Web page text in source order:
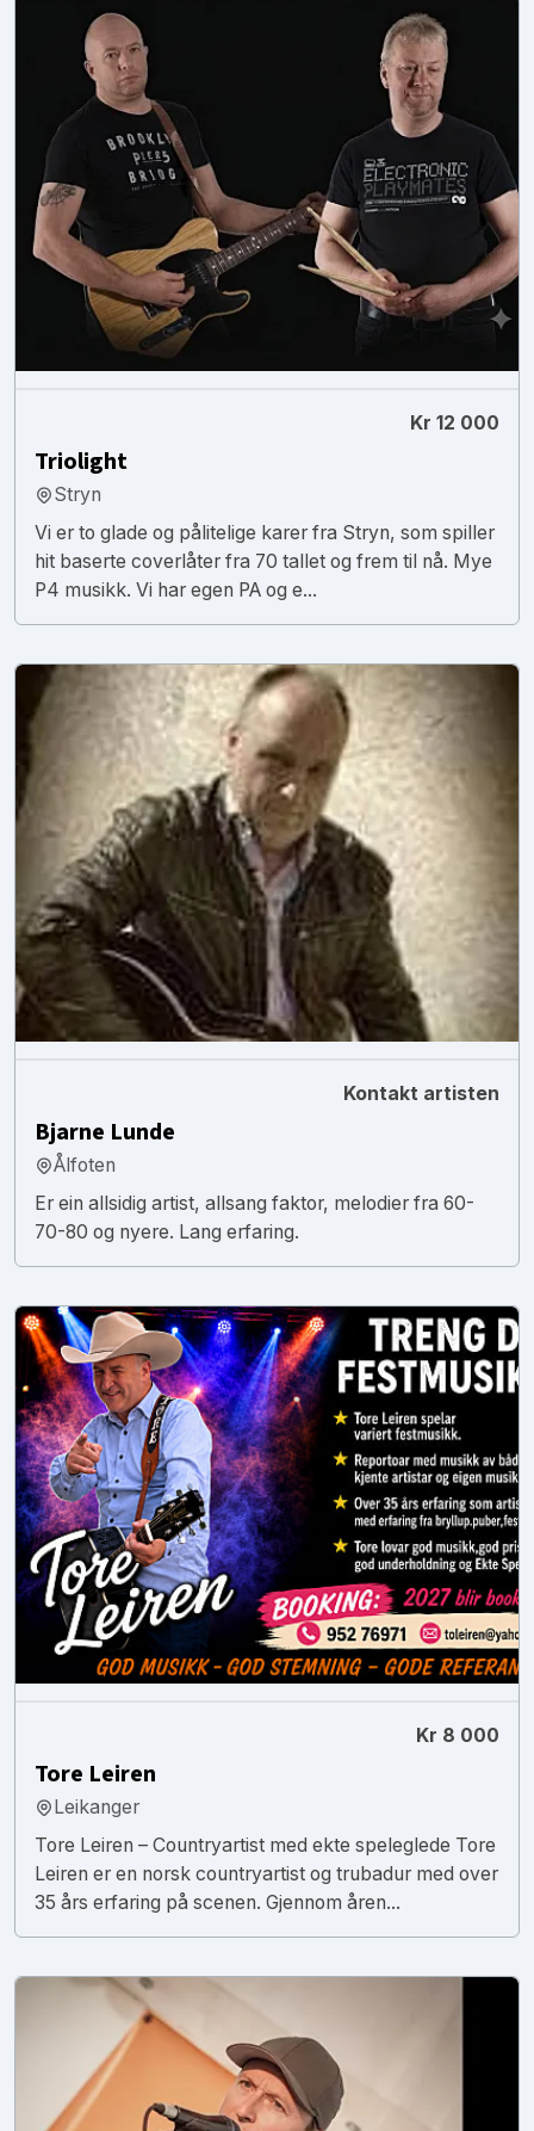
Kr 12 000
Triolight
Stryn
Vi er to glade og pålitelige karer fra Stryn, som spiller
hit baserte coverlåter fra 70 tallet og frem til nå. Mye
P4 musikk. Vi har egen PA og e...
Kontakt artisten
Bjarne Lunde
Ålfoten
Er ein allsidig artist, allsang faktor, melodier fra 60-
70-80 og nyere. Lang erfaring.
Kr 8 000
Tore Leiren
Leikanger
Tore Leiren – Countryartist med ekte speleglede Tore
Leiren er en norsk countryartist og trubadur med over
35 års erfaring på scenen. Gjennom åren...